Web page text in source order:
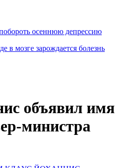
осеннюю депрессию
в мозге зарождается болезнь
объявил имя
министра